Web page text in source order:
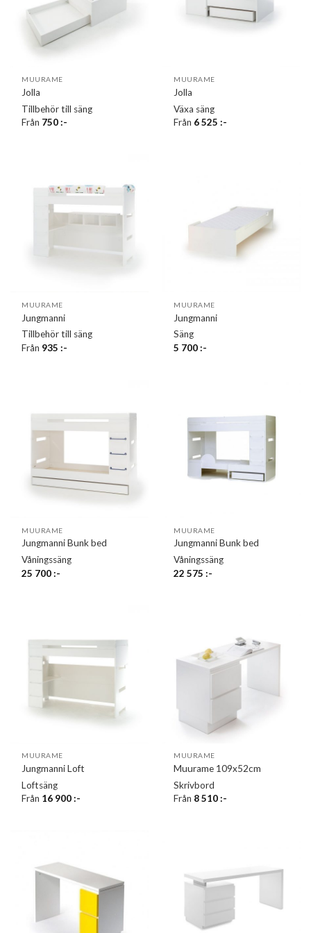
MUURAME
Jolla
Tillbehör till säng
Från 750:-
MUURAME
Jolla
Växa säng
Från 6 525:-
MUURAME
Jungmanni
Tillbehör till säng
Från 935:-
MUURAME
Jungmanni
Säng
5 700:-
MUURAME
Jungmanni Bunk bed
Våningssäng
25 700:-
MUURAME
Jungmanni Bunk bed
Våningssäng
22 575:-
MUURAME
Jungmanni Loft
Loftsäng
Från 16 900:-
MUURAME
Muurame 109x52cm
Skrivbord
Från 8 510:-